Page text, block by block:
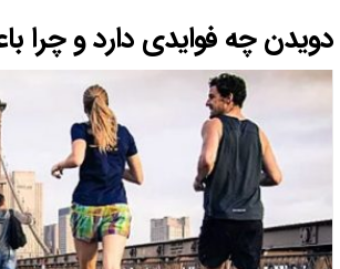
دویدن چه فوایدی دارد و